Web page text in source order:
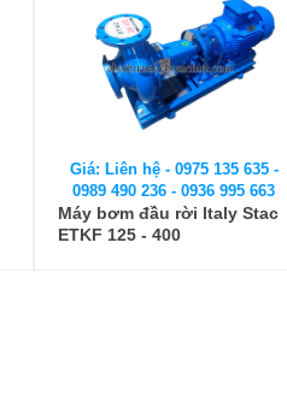
Giá: Liên hệ - 0975 135 635 -
0989 490 236 - 0936 995 663
Máy bơm đầu rời Italy Stac
ETKF 125 - 400